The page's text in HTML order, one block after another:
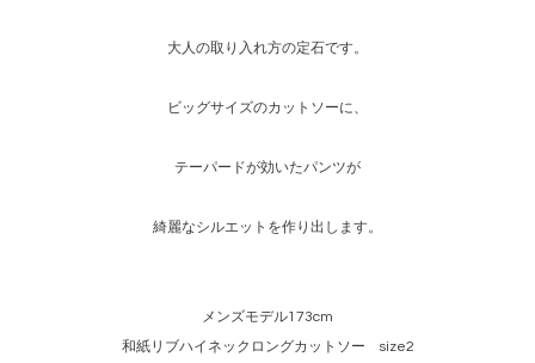
大人の取り入れ方の定石です。
ビッグサイズのカットソーに、
テーパードが効いたパンツが
綺麗なシルエットを作り出します。
メンズモデル173cm
和紙リブハイネックロングカットソー size2